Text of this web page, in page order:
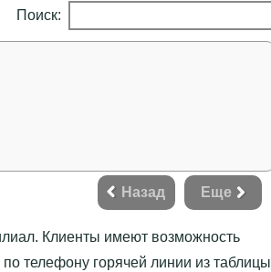
Поиск:
Назад Еще
Клиенты имеют возможность
телефону горячей линии из таблицы